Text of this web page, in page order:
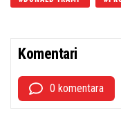
Komentari
0 komentara